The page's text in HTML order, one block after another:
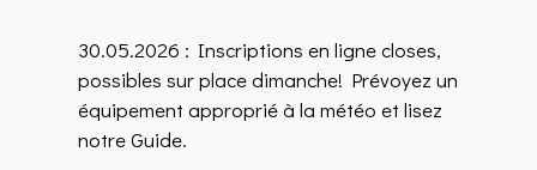
30.05.2026 : Inscriptions en ligne closes,
possibles sur place dimanche! Prévoyez un
équipement approprié à la météo et lisez
notre Guide.